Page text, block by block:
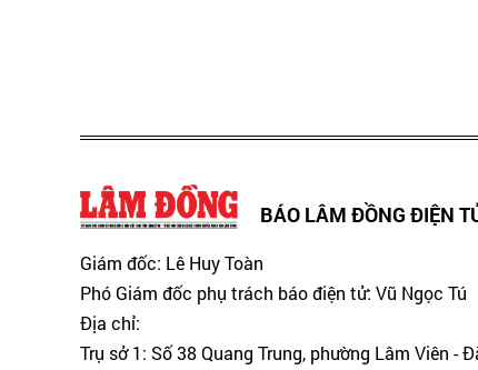
BÁO LÂM ĐỒNG ĐIỆN
Giám đốc: Lê Huy Toàn
Phó Giám đốc phụ trách báo điện tử: Vũ Ngọc Tú
Địa chỉ:
Trụ sở 1: Số 38 Quang Trung, phường Lâm Viên -